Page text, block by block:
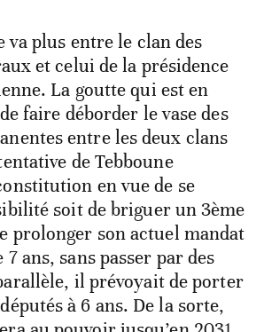
va plus entre le clan des
et celui de la présidence
La goutte qui est en
faire déborder le vase des
entre les deux clans
de Tebboune
en vue de se
soit de briguer un 3ème
prolonger son actuel mandat
ans, sans passer par des
il prévoyait de porter
à 6 ans. De la sorte,